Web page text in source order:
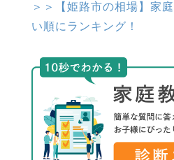
＞＞【姫路市の相場】家
い順にランキング！